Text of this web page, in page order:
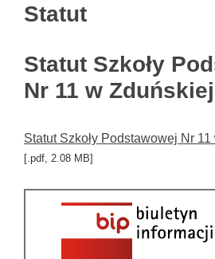
Statut
Statut Szkoły
Nr 11 w
Statut Szkoły Podstawowej Nr
[.pdf, 2.08 MB]